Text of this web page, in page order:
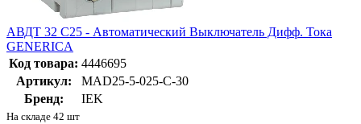
АВДТ 32 C25 - Автоматический Выключатель Дифф. Тока
GENERICA
Код товара: 4446695
Артикул:
MAD25-5-025-C-30
Бренд:
IEK
На складе 42 шт